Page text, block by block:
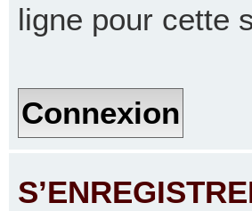
ligne pour cette